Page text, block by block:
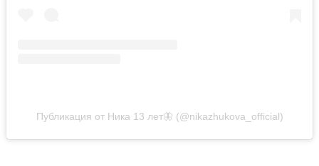
Публикация от Ника 13 лет🦋 (@nikazhukova_official)